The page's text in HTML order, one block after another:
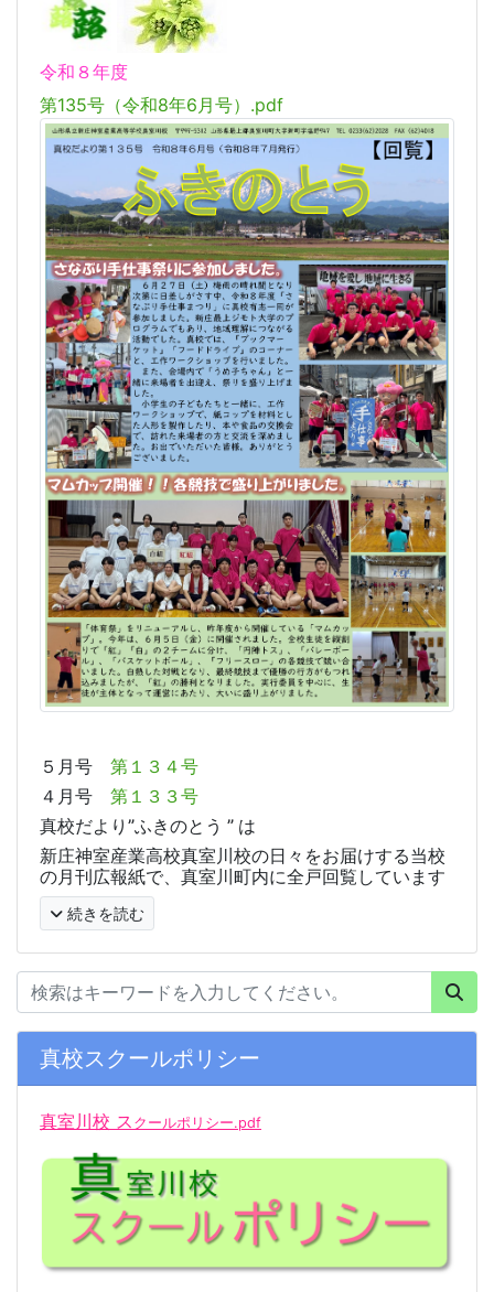
令和８年度
第135号（令和8年6月号）.pdf
５月号 第１３４号
４月号 第１３３号
真校だより”ふきのとう ” は
新庄神室産業高校真室川校の日々をお届けする当校
の月刊広報紙で、真室川町内に全戸回覧しています
続きを読む
真校スクールポリシー
真室川校 ス クールポリシー.pdf